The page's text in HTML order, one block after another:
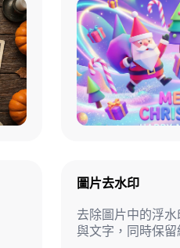
圖片去水印
去除圖片中的浮
與文字，同時保留